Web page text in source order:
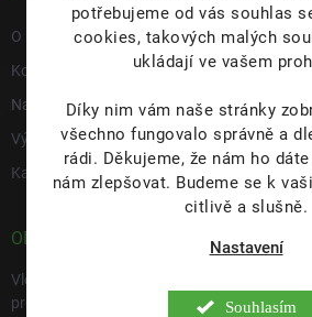
potřebujeme od vás souhlas
cookies, takových malých
ukládají ve vašem
Díky nim vám naše stránky
všechno fungovalo správně a
rádi. Děkujeme, že nám ho
nám zlepšovat. Budeme se k
citlivě a slušně.
Nastavení
Souhlasím
O nás
Kontakty
Napište nám
Výdejní místo s prodejnou Hulín
Kariéra
ODEBÍRAT NEWSLETTER
Vložte svůj e-mail a my vám budeme zasílat
produktech na našem e-shopu.